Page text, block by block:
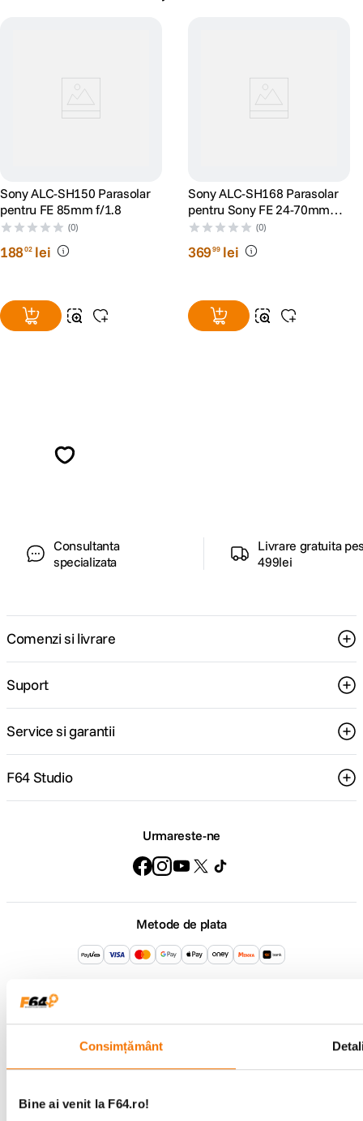
Consimțământ
Bine ai venit la F64.ro!
Sony ALC-SH150 Parasolar
pentru FE 85mm f/1.8
(0)
18802 lei
Sony ALC-SH168 Parasolar
pentru Sony FE 24-70mm
F2.8 GM II
(0)
36999 lei
Consultanta
specializata
Livrare gratuita
499lei
Comenzi si livrare
Suport
Service si garantii
F64 Studio
Urmareste-ne
Metode de plata
Comenzi si suport
+40 21 270 0050
Program de lucru
Showroom
Bd-ul Unirii 64, Bucuresti